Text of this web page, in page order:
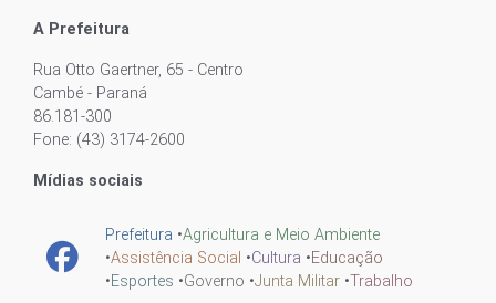
A Prefeitura
Rua Otto Gaertner, 65 - Centro
Cambé - Paraná
86.181-300
Fone: (43) 3174-2600
Mídias sociais
Prefeitura •Agricultura e Meio Ambiente
•Assistência Social •Cultura •Educação
•Esportes •Governo •Junta Militar •Trabalho